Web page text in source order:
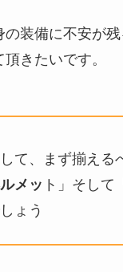
の装備に不安が
きたいです。
て、まず揃える
メッ ト」そして
ょう